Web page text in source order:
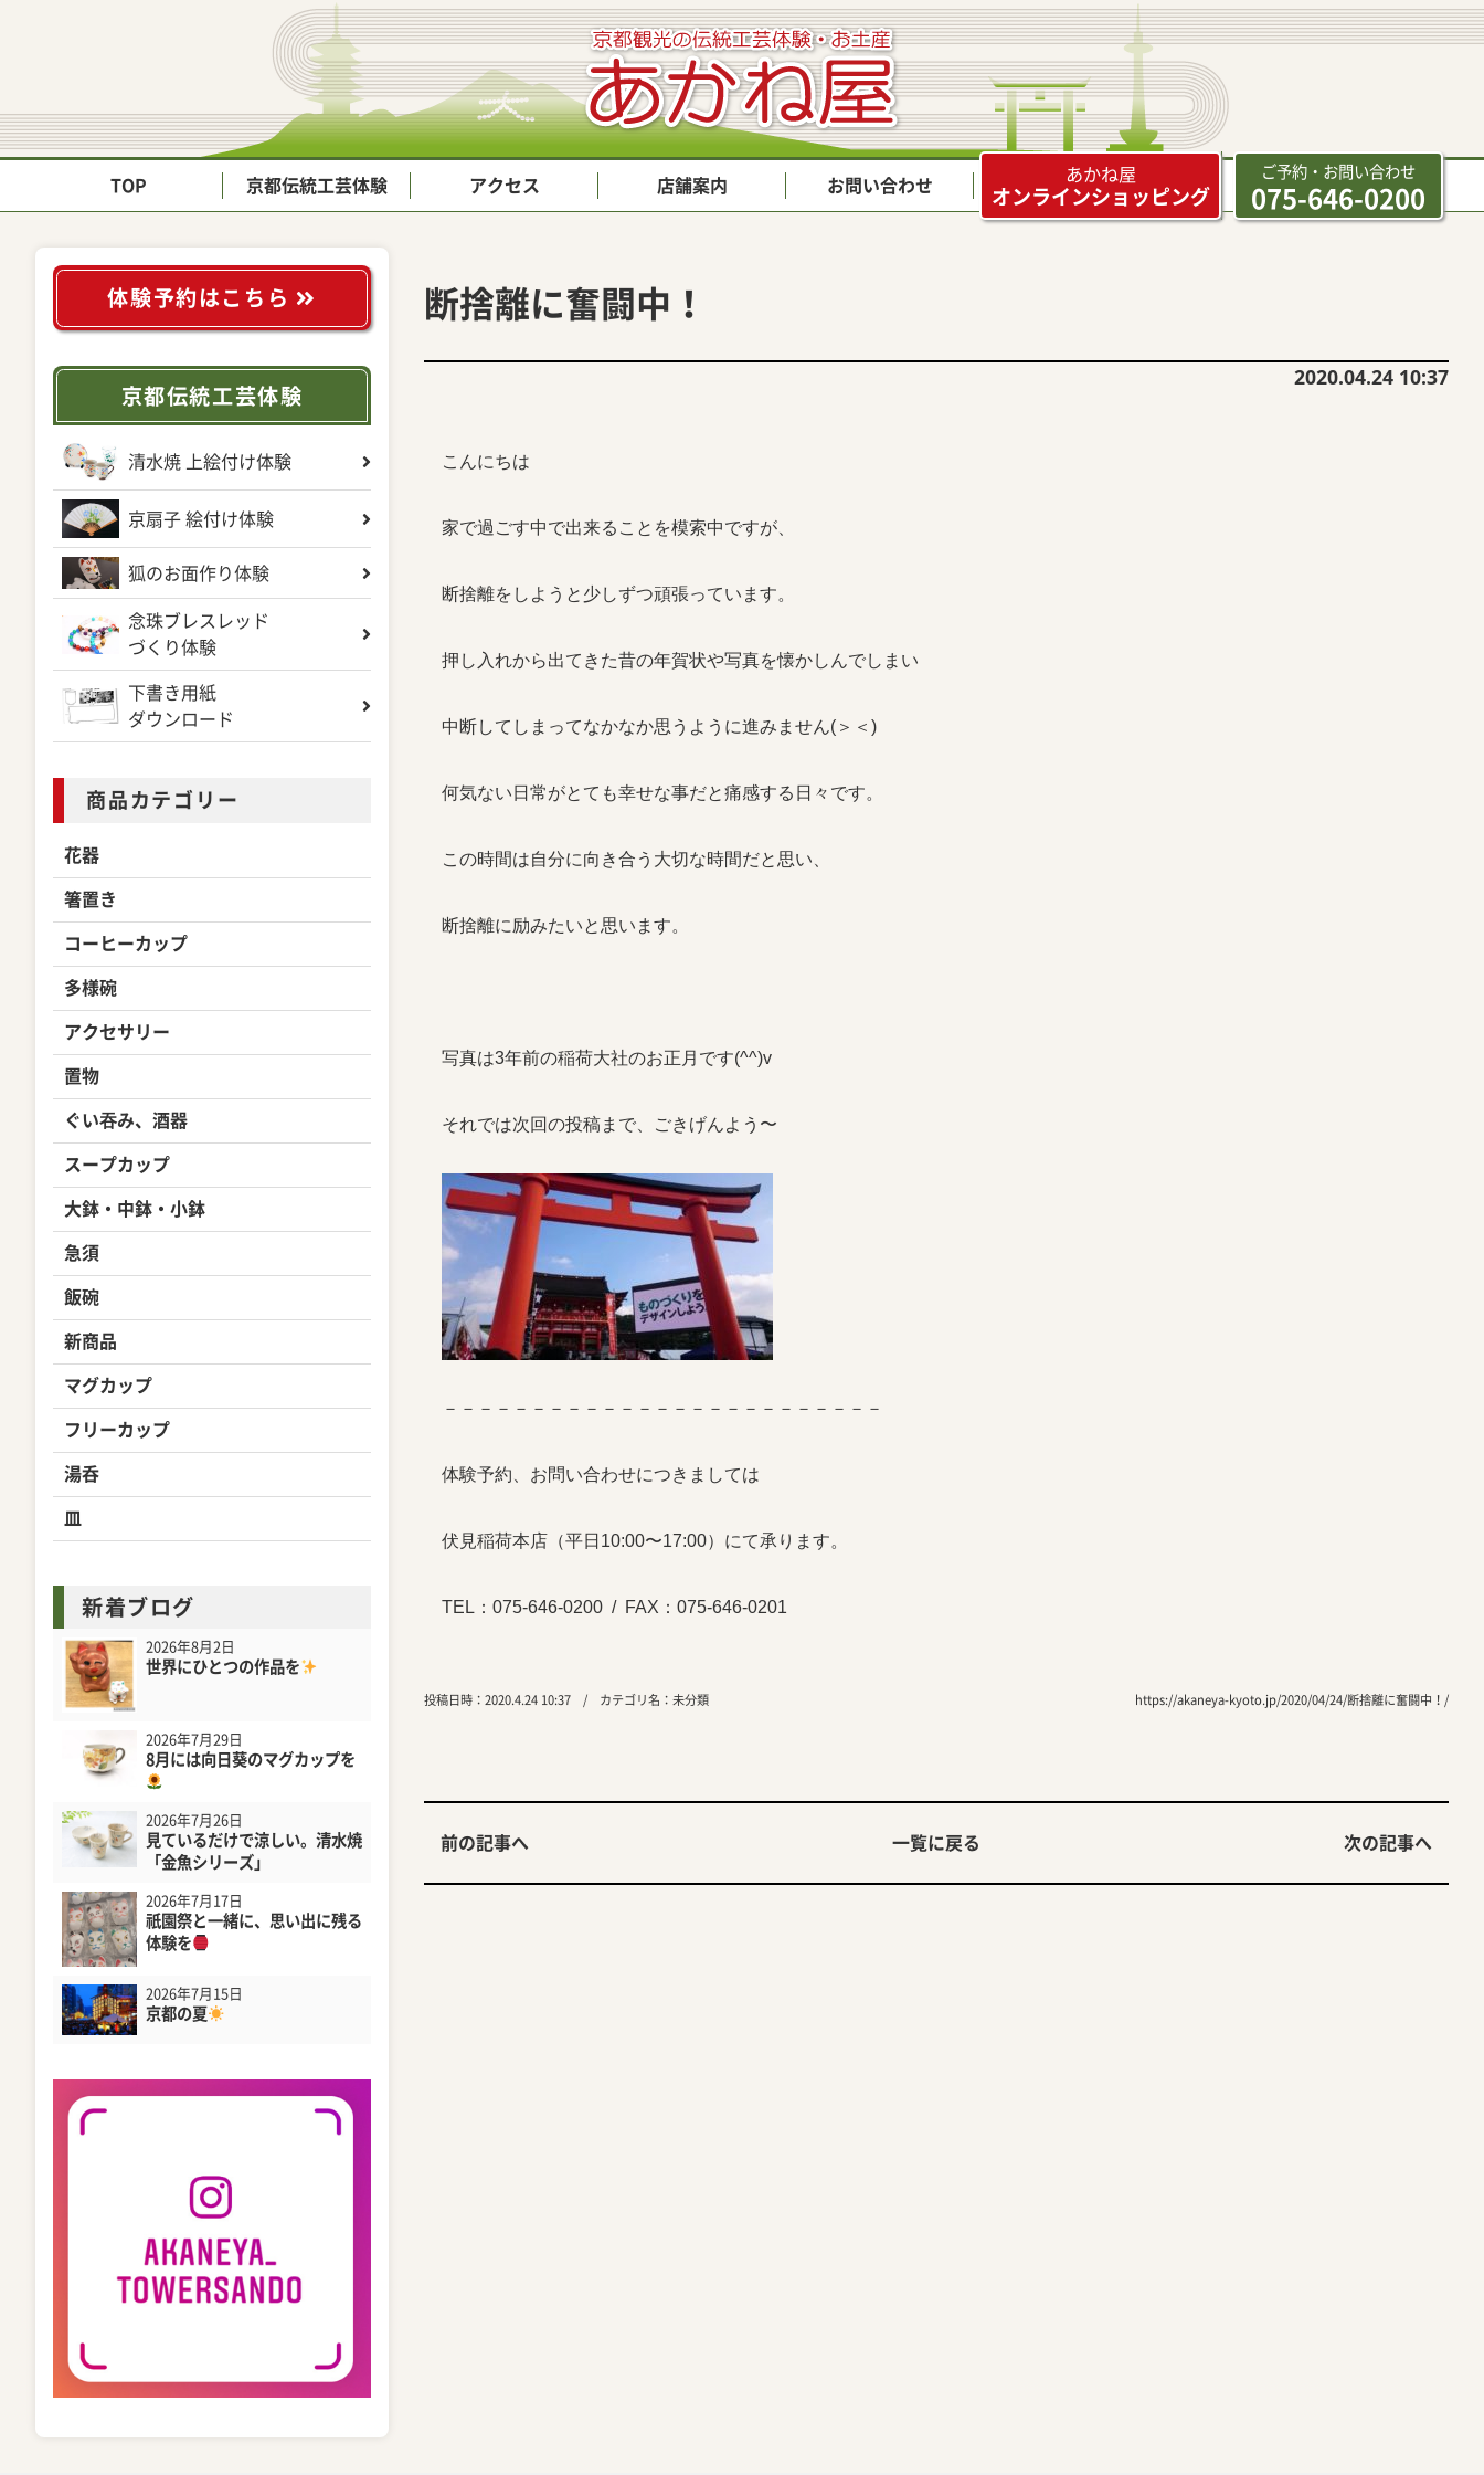
TOP 京都伝統工芸体験 アクセス 店舗案内 お問い合わせ
あかね屋
オンラインショッピング
ご予約・お問い合わせ
075-646-0200
体験予約はこちら
京都伝統工芸体験
清水焼 上絵付け体験
京扇子 絵付け体験
狐のお面作り体験
念珠ブレスレッド
づくり体験
下書き用紙
ダウンロード
商品カテゴリー
花器
箸置き
コーヒーカップ
多様碗
アクセサリー
置物
ぐい吞み、酒器
スープカップ
大鉢・中鉢・小鉢
急須
飯碗
新商品
マグカップ
フリーカップ
湯呑
皿
新着ブログ
2026年8月2日
世界にひとつの作品を
2026年7月29日
8月には向日葵のマグカップを
2026年7月26日
見ているだけで涼しい。清水焼
「金魚シリーズ」
2026年7月17日
祇園祭と一緒に、思い出に残る
体験を
2026年7月15日
京都の夏
断捨離に奮闘中！
2020.04.24 10:37
こんにちは
家で過ごす中で出来ることを模索中ですが、
断捨離をしようと少しずつ頑張っています。
押し入れから出てきた昔の年賀状や写真を懐かしんでしまい
中断してしまってなかなか思うように進みません(＞＜)
何気ない日常がとても幸せな事だと痛感する日々です。
この時間は自分に向き合う大切な時間だと思い、
断捨離に励みたいと思います。
写真は3年前の稲荷大社のお正月です(^^)v
それでは次回の投稿まで、ごきげんよう〜
－－－－－－－－－－－－－－－－－－－－－－－－－
体験予約、お問い合わせにつきましては
伏見稲荷本店（平日 10:00〜17:00）にて承ります。
TEL ： 075-646-0200 / FAX ： 075-646-0201
投稿日時：2020.4.24 10:37 / カテゴリ名： 未分類 https://akaneya-kyoto.jp/2020/04/24/断捨離に奮闘中！/
前の記事へ 一覧に戻る 次の記事へ